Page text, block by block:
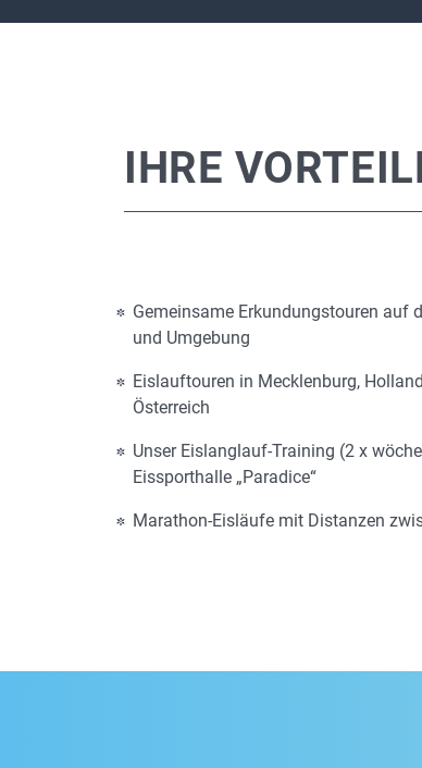
IHRE
Gemeinsame Erkundungstouren auf
und Umgebung
Eislauftouren in Mecklenburg,
Österreich
Unser Eislanglauf-Training (2 x
Eissporthalle „Paradice“
Marathon-Eisläufe mit Distanzen